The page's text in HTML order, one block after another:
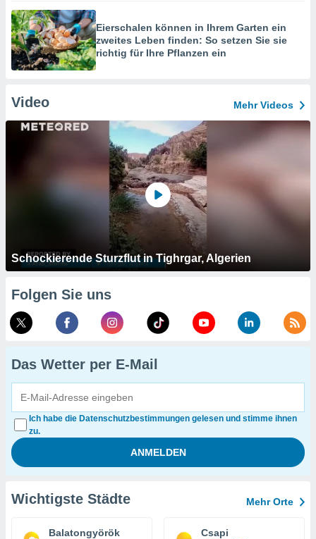
Eierschalen können in Ihrem Garten ein
zweites Leben finden: So setzen Sie sie
richtig für Ihre Pflanzen ein
Video Mehr Videos
Schockierende Sturzflut in Tighrgar, Algerien
Folgen Sie uns
Das Wetter per E-Mail
Ich habe die Datenschutzbestimmungen gelesen und stimme ihnen
zu.
Wichtigste Städte Mehr Orte
Balatongyörök Csapi